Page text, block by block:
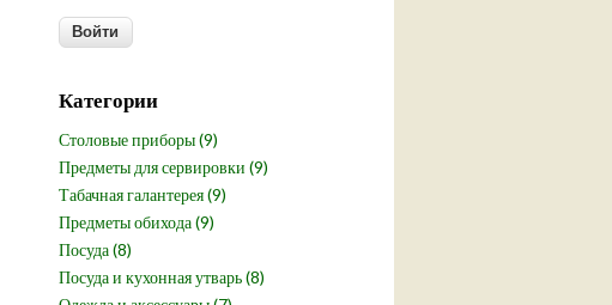
Категории
Столовые приборы (9)
Предметы для сервировки (9)
Табачная галантерея (9)
Предметы обихода (9)
Посуда (8)
Посуда и кухонная утварь (8)